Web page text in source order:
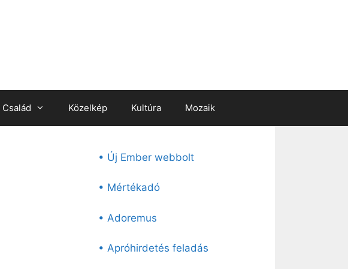
Család Közelkép Kultúra Mozaik
• Új Ember webbolt
• Mértékadó
• Adoremus
• Apróhirdetés feladás